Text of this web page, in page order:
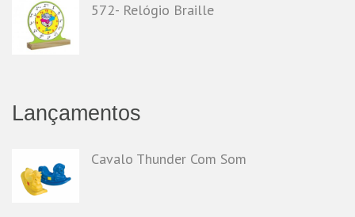
572- Relógio Braille
Lançamentos
Cavalo Thunder Com Som